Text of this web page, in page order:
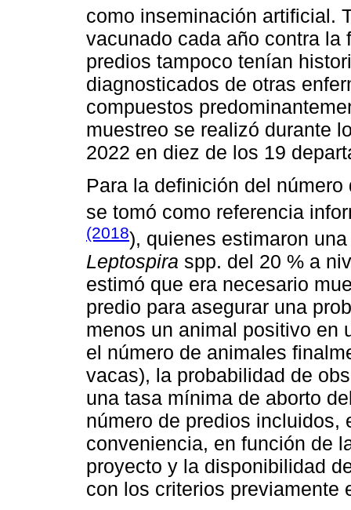
como inseminación artificial.
vacunado cada año contra la
predios tampoco tenían
diagnosticados de otras
compuestos
muestreo se realizó durante
2022 en diez de los 19
Para la definición del
se tomó como referencia
(2018), quienes estimaron
Leptospira spp. del 20 % a
estimó que era necesario
predio para asegurar una
menos un animal positivo en
el número de animales
vacas), la probabilidad de
una tasa mínima de aborto
número de predios incluidos,
conveniencia, en función de
proyecto y la disponibilidad
con los criterios previamente